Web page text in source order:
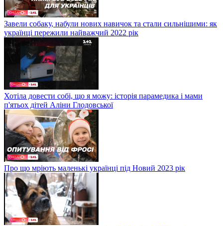
Завели собаку, набули нових навичок та стали сильнішими: як
українці пережили найважчий 2022 рік
Хотіла довести собі, що я можу: історія парамедика і мами
п'ятьох дітей Аліни Глодовської
Про що мріють маленькі українці під Новий 2023 рік